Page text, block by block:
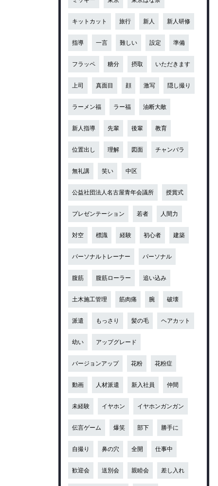
キットカット 旅行 新人 新人研修
指導 一言 難しい 設定 準備
フラッペ 糖分 摂取 いただきます
上司 真面目 顔 激写 隠し撮り
ラーメン福 ラー福 油断大敵
新人指導 先輩 後輩 教育
位置出し 理解 図面 チャンバラ
無礼講 笑い 中区
公益社団法人名古屋青年会議所 授賞式
プレゼンテーション 若者 人間力
対空 標識 経験 初心者 建築
パーソナルトレーナー パーソナル
腹筋 腹筋ローラー 追い込み
土木施工管理 筋肉痛 腕 破壊
派遣 もっさり 髪の毛 ヘアカット
幼い アップグレード
バージョンアップ 花粉 花粉症
動画 人材派遣 新入社員 仲間
未経験 イヤホン イヤホンガンガン
伝言ゲーム 爆笑 部下 勝手に
自撮り 鼻の穴 全開 仕事中
歓迎会 送別会 親睦会 差し入れ